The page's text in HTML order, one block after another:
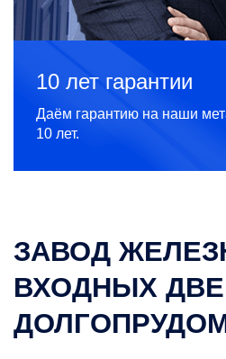
10 лет гарантии
Даём гарантию на наши
10 лет.
ЗАВОД
ВХОДНЫХ